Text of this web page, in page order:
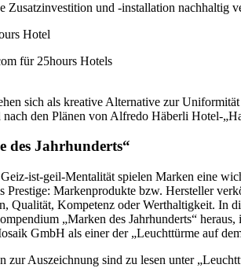
Zusatzinvestition und -installation nachhaltig
für 25hours Hotels
sich als kreative Alternative zur
nach den Plänen von Alfredo Häberli Hotel-
des Jahrhunderts“
ist-geil-Mentalität spielen Marken eine
Prestige: Markenprodukte bzw. Hersteller
Qualität, Kompetenz oder Werthaltigkeit. In
„Marken des Jahrhunderts“
GmbH als einer der „Leuchttürme auf
zur Auszeichnung sind zu lesen unter